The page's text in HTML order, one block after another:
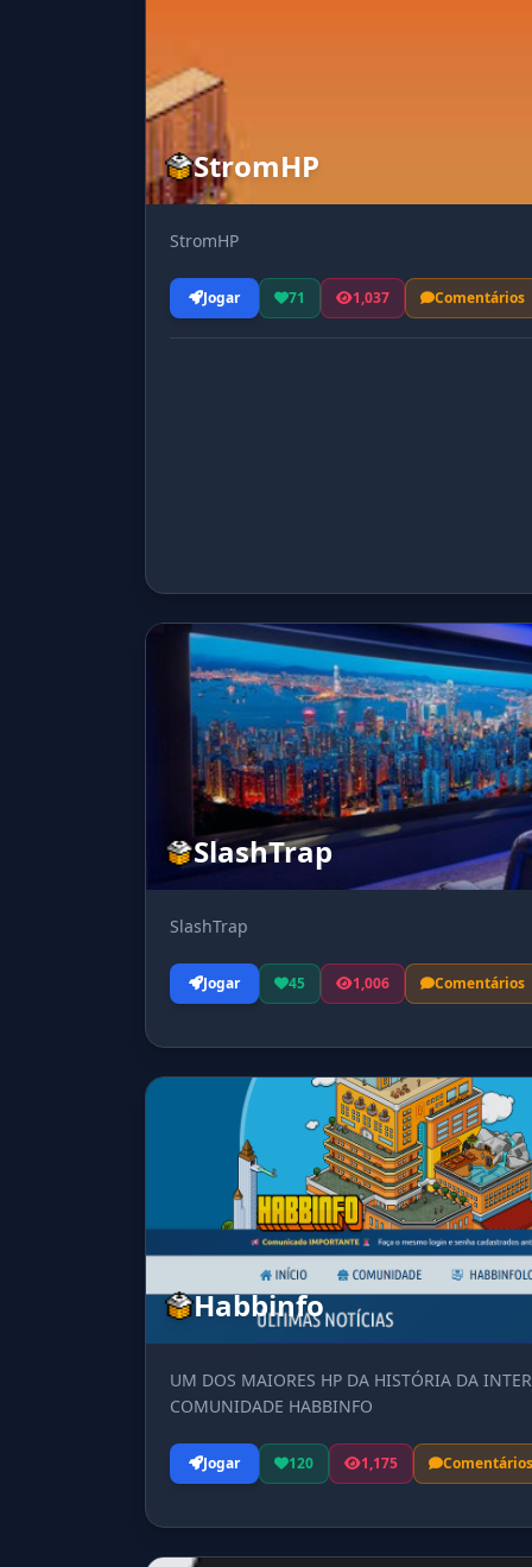
StromHP
StromHP
Jogar 71 1,037 Comentários
SlashTrap
SlashTrap
Jogar 45 1,006 Comentários
Habbinfo
UM DOS MAIORES HP DA HISTÓRIA DA
COMUNIDADE HABBINFO
Jogar 120 1,175 Comentários